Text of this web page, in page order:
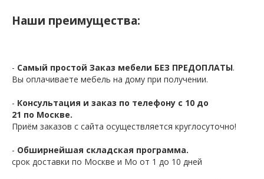
Наши преимущества:
- Самый простой Заказ мебели БЕЗ ПРЕДОПЛАТЫ.
Вы оплачиваете мебель на дому при получении.
- Консультация и заказ по телефону с 10 до
21 по Москве.
Приём заказов с сайта осуществляется круглосуточно!
- Обширнейшая складская программа.
срок доставки по Москве и Мо от 1 до 10 дней